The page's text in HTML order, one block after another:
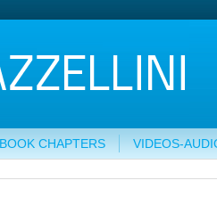
BOOK CHAPTERS VIDEOS-